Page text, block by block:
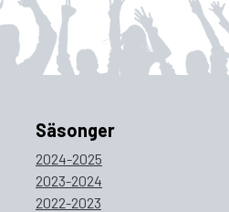
Säsonger
2024-2025
2023-2024
2022-2023